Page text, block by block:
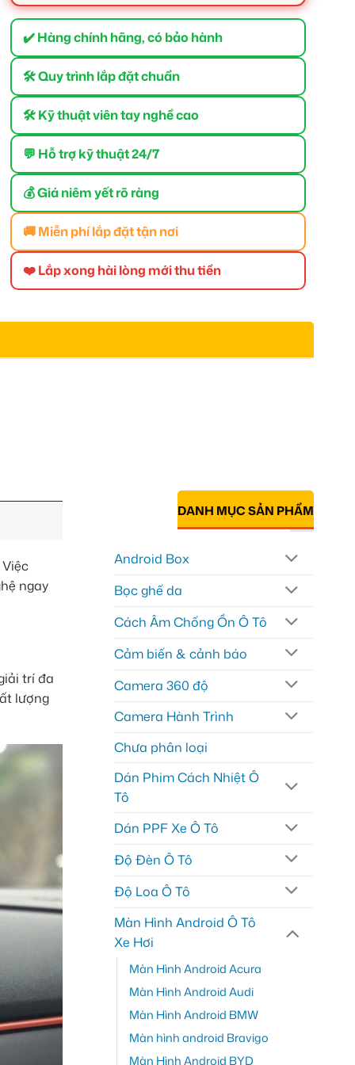
✔️ Hàng chính hãng, có bảo hành
🛠 Quy trình lắp đặt chuẩn
🛠 Kỹ thuật viên tay nghề cao
💬 Hỗ trợ kỹ thuật 24/7
💰 Giá niêm yết rõ ràng
🚚 Miễn phí lắp đặt tận nơi
❤️ Lắp xong hài lòng mới thu tiền
ngay
trí đa
lượng
DANH MỤC SẢN PHẨM
Android Box
Bọc ghế da
Cách Âm Chống Ồn Ô Tô
Cảm biến & cảnh báo
Camera 360 độ
Camera Hành Trình
Chưa phân loại
Dán Phim Cách Nhiệt Ô
Tô
Dán PPF Xe Ô Tô
Độ Đèn Ô Tô
Độ Loa Ô Tô
Màn Hình Android Ô Tô
Xe Hơi
Màn Hình Android Acura
Màn Hình Android Audi
Màn Hình Android BMW
Màn hình android Bravigo
Màn Hình Android BYD